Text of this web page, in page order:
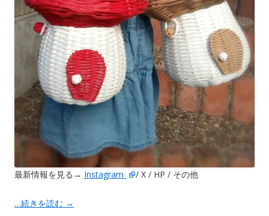
最新情報を見る→ Instagram / X / HP / その他
…続きを読む →